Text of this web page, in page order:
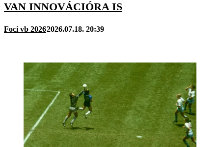
VAN INNOVÁCIÓRA IS
Foci vb 20262026.07.18. 20:39